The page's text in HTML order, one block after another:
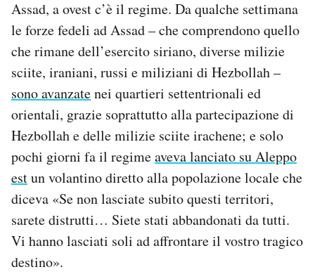
Assad, a ovest c’è il regime. Da qualche settimana
le forze fedeli ad Assad – che comprendono quello
che rimane dell’esercito siriano, diverse milizie
sciite, iraniani, russi e miliziani di Hezbollah –
sono avanzatenei quartieri settentrionali ed
orientali, grazie soprattutto alla partecipazione di
Hezbollah e delle milizie sciite irachene; e solo
pochi giorni fa il regimeaveva lanciato su Aleppo
estun volantino diretto alla popolazione locale che
diceva «Se non lasciate subito questi territori,
sarete distrutti… Siete stati abbandonati da tutti.
Vi hanno lasciati soli ad affrontare il vostro tragico
destino».